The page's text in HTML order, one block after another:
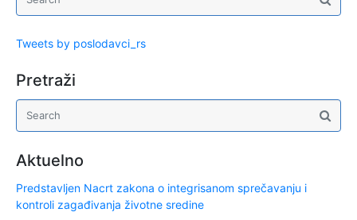
Tweets by poslodavci_rs
Pretraži
Aktuelno
Predstavljen Nacrt zakona o integrisanom sprečavanju i
kontroli zagađivanja životne sredine